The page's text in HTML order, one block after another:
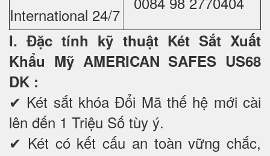
International 24/7
I. Đặc tính kỹ thuật Két Sắt Xuất
Khẩu Mỹ AMERICAN SAFES US68
DK :
✔ Két sắt khóa Đổi Mã thế hệ mới cài
lên đến 1 Triệu Số tùy ý.
✔ Két có kết cấu an toàn vững chắc,